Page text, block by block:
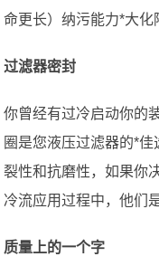
命更长）纳污能力*大化
过滤器密封
你曾经有过冷启动你的
圈是您液压过滤器的*
裂性和抗磨性，如果你
冷流应用过程中，他们
质量上的一个字